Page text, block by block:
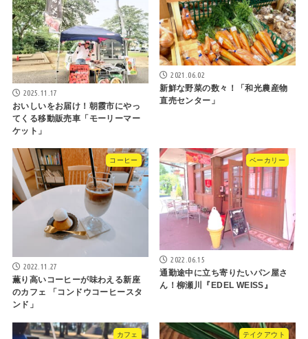
2025.11.17
おいしいをお届け！朝霞市にやっ
てくる移動販売車「モーリーマー
ケット」
2021.06.02
新鮮な野菜の数々！「和光農産物
直売センター」
コーヒー
2022.11.27
薫り高いコーヒーが味わえる新座
のカフェ 「コンドウコーヒースタ
ンド」
ベーカリー
2022.06.15
通勤途中に立ち寄りたいパン屋さ
ん！柳瀬川『EDEL WEISS』
カフェ テイクアウト